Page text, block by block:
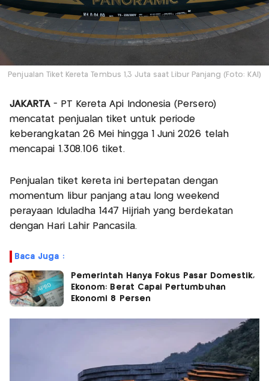
Penjualan Tiket Kereta Tembus 1,3 Juta saat Libur Panjang (Foto: KAI)
JAKARTA- PT Kereta Api Indonesia (Persero)
mencatat penjualan tiket untuk periode
keberangkatan 26 Mei hingga 1 Juni 2026 telah
mencapai 1.308.106 tiket.
Penjualan tiket kereta ini bertepatan dengan
momentum libur panjang atau long weekend
perayaan Iduladha 1447 Hijriah yang berdekatan
dengan Hari Lahir Pancasila.
Baca Juga :
Pemerintah Hanya Fokus Pasar Domestik,
Ekonom: Berat Capai Pertumbuhan
Ekonomi 8 Persen